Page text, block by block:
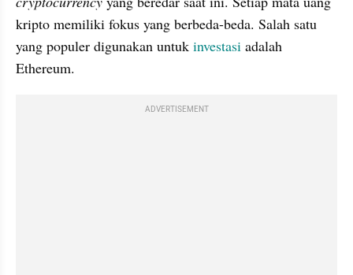
kripto memiliki fokus yang berbeda-beda. Salah satu
yang populer digunakan untuk investasi adalah
Ethereum.
ADVERTISEMENT